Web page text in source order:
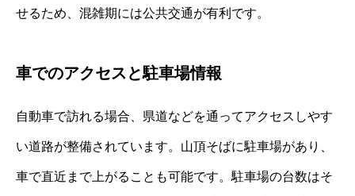
せるため、混雑期には公共交通が有利です。
車でのアクセスと駐車場情報
自動車で訪れる場合、県道などを通ってアクセスしやす
い道路が整備されています。山頂そばに駐車場があり、
車で直近まで上がることも可能です。駐車場の台数はそ